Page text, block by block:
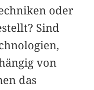
oder
Sind
von
das